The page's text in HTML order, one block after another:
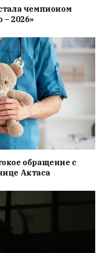
чемпионом
2026»
обращение с
Актаса